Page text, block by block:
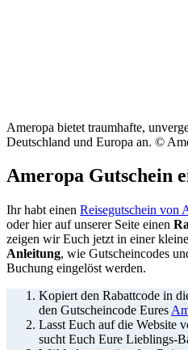
Ameropa bietet traumhafte,
Deutschland und Europa an. ©
Ameropa Gutschein
Ihr habt einen Reisegutschein von
oder hier auf unserer Seite einen
zeigen wir Euch jetzt in einer
Anleitung, wie Gutscheincodes
Buchung eingelöst werden.
Kopiert den Rabattcode in
den Gutscheincode Eures
Lasst Euch auf die Website
sucht Euch Eure Lieblings-